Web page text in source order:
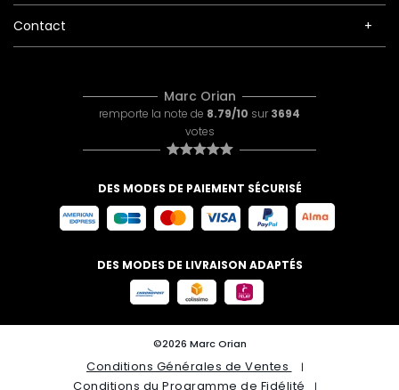
Contact
Marc Orian
remporte la note de 8.79/10 sur 3694
votes
DES MODES DE PAIEMENT SÉCURISÉ
DES MODES DE LIVRAISON ADAPTÉS
©2026 Marc Orian
Conditions Générales de Ventes
Conditions du Programme de Fidélité